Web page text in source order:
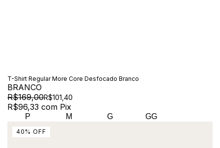
T-Shirt Regular More Core Desfocado Branco
BRANCO
R$169,00R$101,40
R$96,33 com Pix
P M G GG
40 % OFF